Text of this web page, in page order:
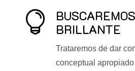

BRILLANTE
Trataremos de dar
conceptual